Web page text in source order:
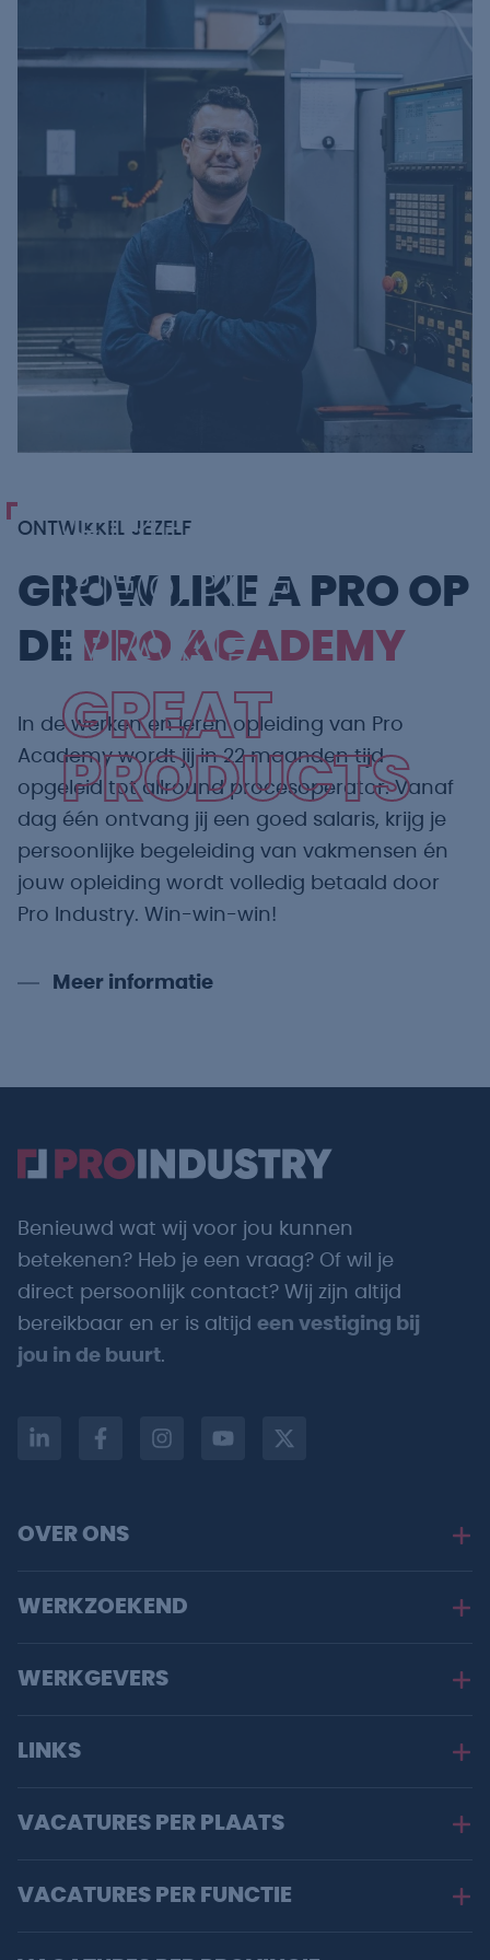
GREAT
PEOPLE
MAKE
GREAT
PRODUCTS
ONTWIKKEL JEZELF
GROW LIKE A PRO OP
DE PRO ACADEMY
In de werken en leren opleiding van Pro
Academy wordt jij in 22 maanden tijd
opgeleid tot allround procesoperator. Vanaf
dag één ontvang jij een goed salaris, krijg je
persoonlijke begeleiding van vakmensen én
jouw opleiding wordt volledig betaald door
Pro Industry. Win-win-win!
Meer informatie
Benieuwd wat wij voor jou kunnen
betekenen? Heb je een vraag? Of wil je
direct persoonlijk contact? Wij zijn altijd
bereikbaar en er is altijd een vestiging bij
jou in de buurt.
OVER ONS
WERKZOEKEND
WERKGEVERS
LINKS
VACATURES PER PLAATS
VACATURES PER FUNCTIE